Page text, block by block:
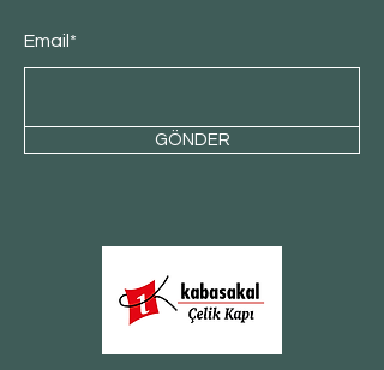
Email*
GÖNDER